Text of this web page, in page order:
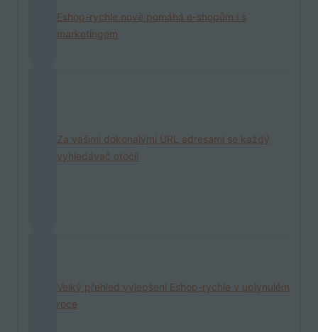
Eshop-rychle nově pomáhá e-shopům i s
marketingem
Za vašimi dokonalými URL adresami se každý
vyhledávač otočí!
Velký přehled vylepšení Eshop-rychle v uplynulém
roce